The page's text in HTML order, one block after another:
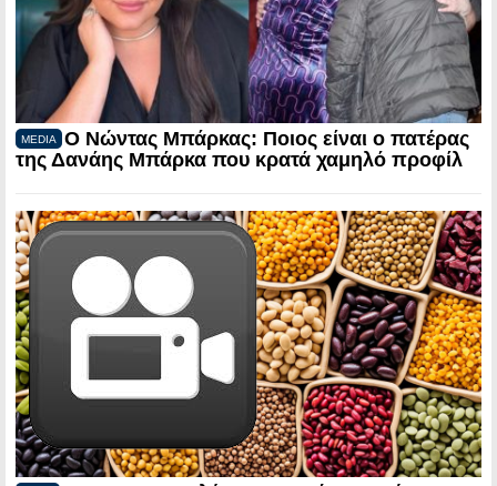
MEDIA
Ο Νώντας Μπάρκας: Ποιος είναι ο πατέρας
της Δανάης Μπάρκα που κρατά χαμηλό προφίλ